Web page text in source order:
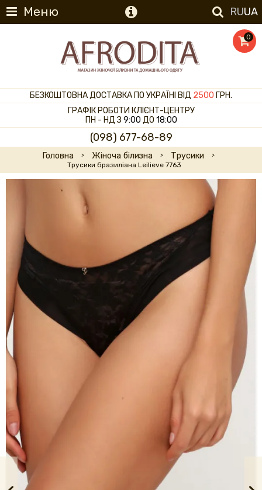
Меню RUUA
0
БЕЗКОШТОВНА ДОСТАВКА ПО УКРАЇНІ ВІД 2500 ГРН.
ГРАФІК РОБОТИ КЛІЄНТ-ЦЕНТРУ
ПН - НД З 9:00 ДО 18:00
(098) 677-68-89
Головна Жіноча білизна Трусики
Трусики бразиліана Leilieve 7763